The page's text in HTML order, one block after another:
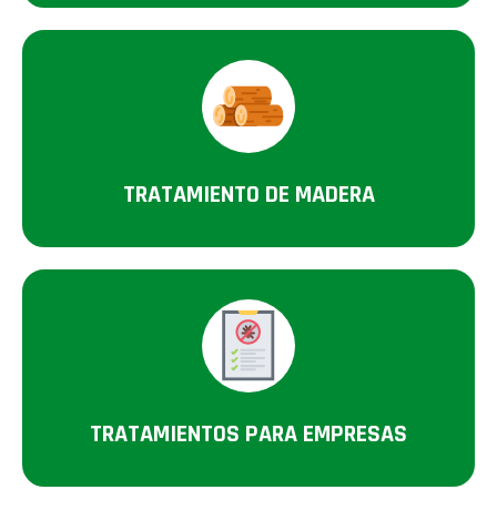
TRATAMIENTO DE MADERA
TRATAMIENTOS PARA EMPRESAS